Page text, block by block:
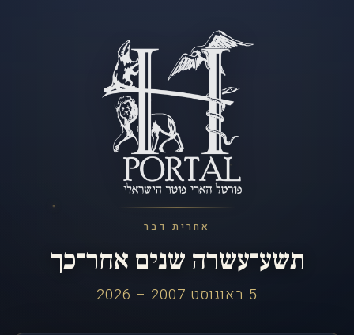
אחרית דבר
תשע־עשרה שנים אחר־כך
5 באוגוסט 2007 – 2026